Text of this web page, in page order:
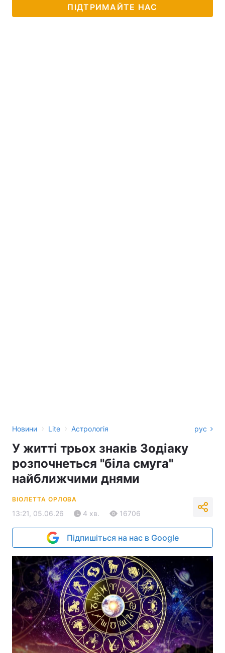
ПІДТРИМАЙТЕ НАС
Новини › Lite › Астрологія рус
У житті трьох знаків Зодіаку
розпочнеться "біла смуга"
найближчими днями
ВІОЛЕТТА ОРЛОВА
13:21, 05.06.26 4 хв. 16706
Підпишіться на нас в Google